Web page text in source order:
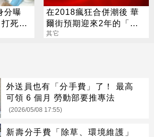
分曝
死我
在2018瘋狂合併潮後 華
爾街預期迎來2年的「併
購」空窗期
其它
外送員也有「分手費」了！ 最高
可領 6 個月 勞動部要推專法
(2026/05/08 17:55)
新壽分手費「除草、環境維護」